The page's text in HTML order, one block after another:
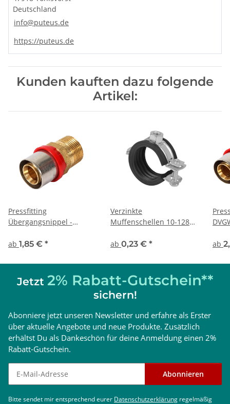
Deutschland
info@puteus.de
https://puteus.de
Kunden kauften dazu folgende
Artikel:
Pressfitting
Übergangsnippel -
ab 1,85 € *
Verzinkte
Muffenschellen 10-128
ab 0,23 € * ab
Jetzt 2% Rabatt-Gutschein**
sichern!
Abonniere jetzt unseren Newsletter und erfahre als Erster
über aktuelle Angebote und neue Produkte. Zusätzlich
erhältst Du als Dankeschön für deine Anmeldung einen 2%
Rabatt-Gutschein.
Newsletter abonnieren Abonnieren
Bitte sendet mir entsprechend eurer Datenschutzerklärung regelmäßig